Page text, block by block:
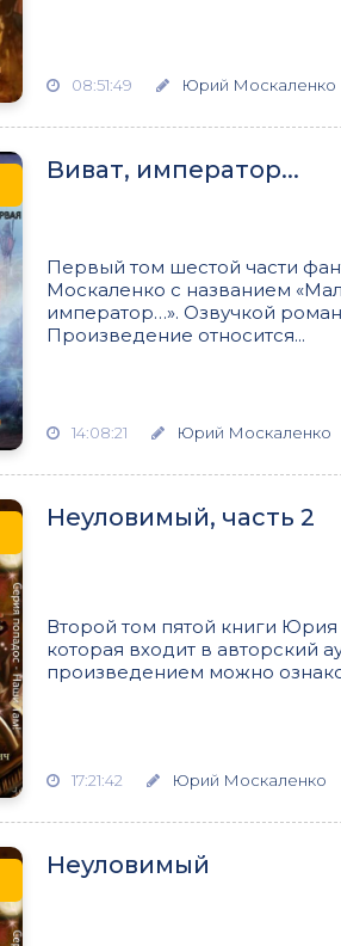
08:51:49 Юрий Москаленко
Виват, император...
Первый том шестой части
Москаленко с названием
император…». Озвучкой
Произведение относится...
14:08:21 Юрий Москаленко
Неуловимый, часть 2
Второй том пятой книги
которая входит в авторский
произведением можно
17:21:42 Юрий Москаленко
Неуловимый